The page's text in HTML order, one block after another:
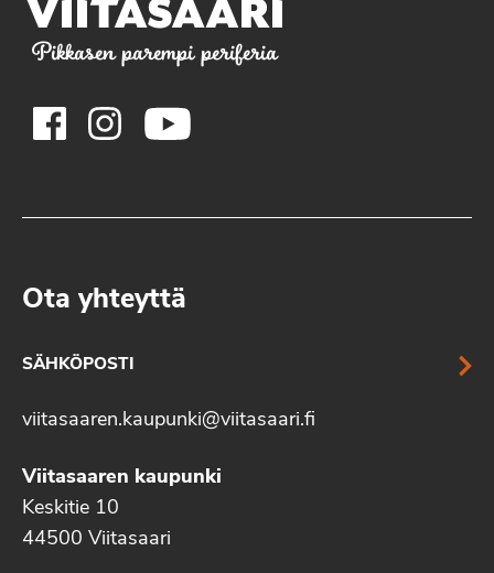
Pikkasen parempi periferia
Ota yhteyttä
SÄHKÖPOSTI
viitasaaren.kaupunki@viitasaari.fi
Viitasaaren kaupunki
Keskitie 10
44500 Viitasaari